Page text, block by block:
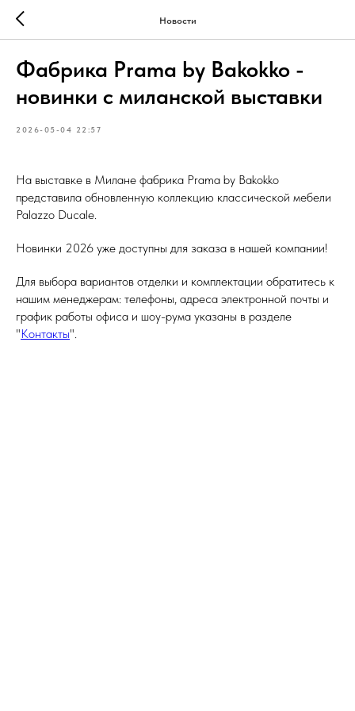
Новости
Фабрика Prama by Bakokko -
новинки с миланской выставки
2026-05-04 22:57
На выставке в Милане фабрика Prama by Bakokko
представила обновленную коллекцию классической мебели
Palazzo Ducale.
Новинки 2026 уже доступны для заказа в нашей компании!
Для выбора вариантов отделки и комплектации обратитесь к
нашим менеджерам: телефоны, адреса электронной почты и
график работы офиса и шоу-рума указаны в разделе
"Контакты".